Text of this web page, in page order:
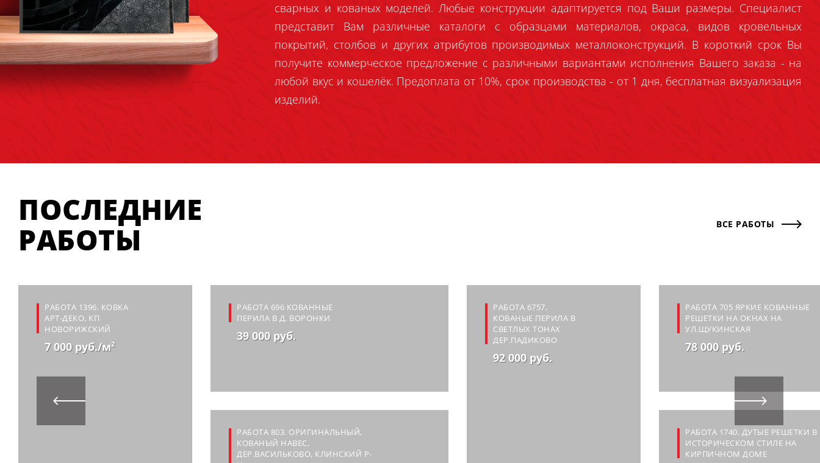
сварных и кованых моделей. Любые конструкции адаптируется под Ваши размеры. Специалист
представит Вам различные каталоги с образцами материалов, окраса, видов кровельных
покрытий, столбов и других атрибутов производимых металлоконструкций. В короткий срок Вы
получите коммерческое предложение с различными вариантами исполнения Вашего заказа - на
любой вкус и кошелёк. Предоплата от 10%, срок производства - от 1 дня, бесплатная визуализация
изделий.
ПОСЛЕДНИЕ
РАБОТЫ
ВСЕ РАБОТЫ
РАБОТА 1396. КОВКА
АРТ-ДЕКО, КП
НОВОРИЖСКИЙ
7 000 руб./м²
РАБОТА 696 КОВАННЫЕ
ПЕРИЛА В Д. ВОРОНКИ
39 000 руб.
РАБОТА 803. ОРИГИНАЛЬНЫЙ,
КОВАНЫЙ НАВЕС,
ДЕР.ВАСИЛЬКОВО, КЛИНСКИЙ Р-
РАБОТА 6757.
КОВАНЫЕ ПЕРИЛА В
СВЕТЛЫХ ТОНАХ
ДЕР.ПАДИКОВО
92 000 руб.
РАБОТА 705 ЯРКИЕ КОВАННЫЕ
РЕШЕТКИ НА ОКНАХ НА
УЛ.ЩУКИНСКАЯ
78 000 руб.
РАБОТА 1740. ДУТЫЕ РЕШЕТКИ В
ИСТОРИЧЕСКОМ СТИЛЕ НА
КИРПИЧНОМ ДОМЕ